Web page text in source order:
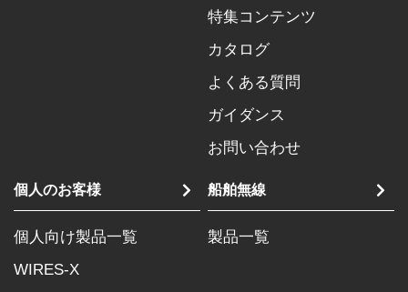
特集コンテンツ
カタログ
よくある質問
ガイダンス
お問い合わせ
個人のお客様
個人向け製品一覧
WIRES-X
船舶無線
製品一覧